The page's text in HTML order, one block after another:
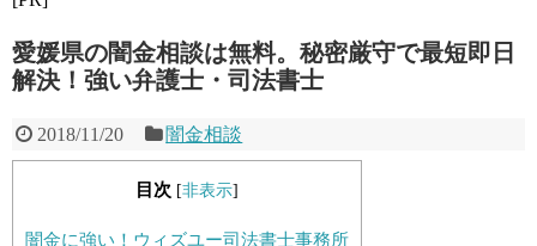
愛媛県の闇金相談は無料。秘密厳守で最短即日
解決！強い弁護士・司法書士
2018/11/20 闇金相談
目次 [非表示]
闇金に強い！ウィズユー司法書士事務所